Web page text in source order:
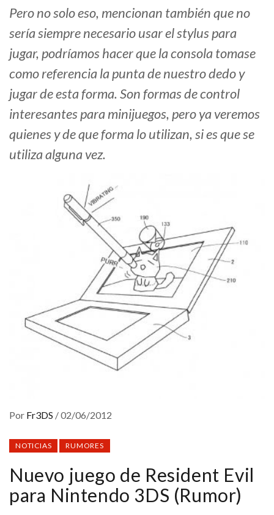
Pero no solo eso, mencionan también que no
sería siempre necesario usar el stylus para
jugar, podríamos hacer que la consola tomase
como referencia la punta de nuestro dedo y
jugar de esta forma. Son formas de control
interesantes para minijuegos, pero ya veremos
quienes y de que forma lo utilizan, si es que se
utiliza alguna vez.
Por Fr3DS /02/06/2012
NOTICIAS RUMORES
Nuevo juego de Resident Evil
para Nintendo 3DS (Rumor)